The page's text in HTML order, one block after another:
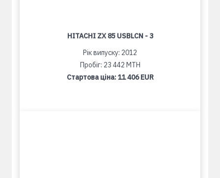
HITACHI ZX 85 USBLCN - 3
Рік випуску: 2012
Пробіг: 23 442 MTH
Стартова ціна:11 406 EUR